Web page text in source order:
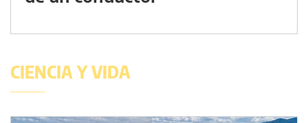
CIENCIA Y VIDA